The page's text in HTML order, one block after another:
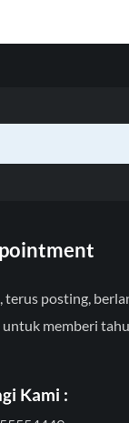
terus posting,
memberi
Kami :